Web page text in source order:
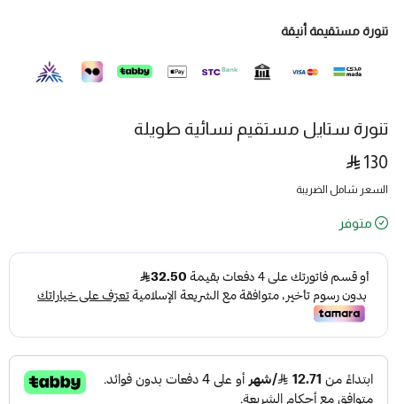
تنورة ستايل مستقيم نسائية طويلة
تنورة مستقيمة أنيقة
130
السعر شامل الضريبة
متوفر